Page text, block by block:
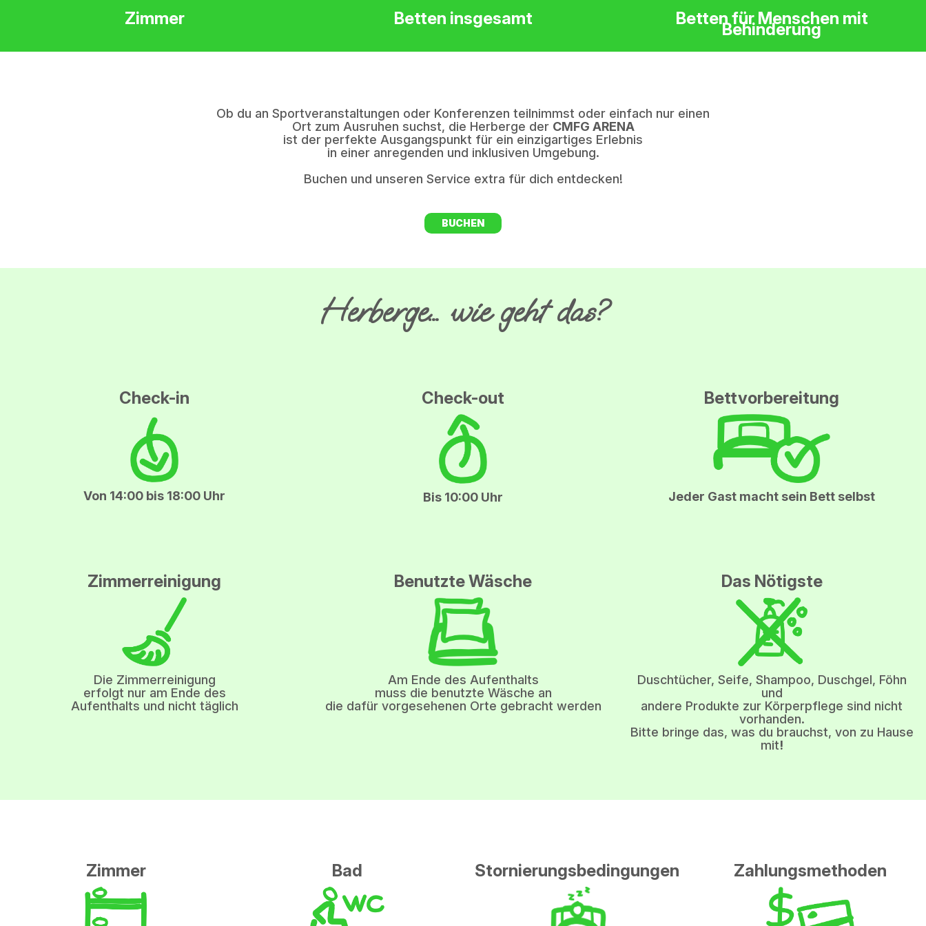
Zimmer Betten insgesamt Betten für Menschen mit
Behinderung
Ob du an Sportveranstaltungen oder Konferenzen teilnimmst oder einfach nur einen
Ort zum Ausruhen suchst, die Herberge der CMFG ARENA
ist der perfekte Ausgangspunkt für ein einzigartiges Erlebnis
in einer anregenden und inklusiven Umgebung.
Buchen und unseren Service extra für dich entdecken!
BUCHEN
Herberge… wie geht das?
Check-in
Von 14:00 bis 18:00 Uhr
Check-out
Bis 10:00 Uhr
Bettvorbereitung
Jeder Gast macht sein Bett selbst
Zimmerreinigung
Die Zimmerreinigung
erfolgt nur am Ende des
Aufenthalts und nicht täglich
Benutzte Wäsche
Am Ende des Aufenthalts
muss die benutzte Wäsche an
die dafür vorgesehenen Orte gebracht werden
Das Nötigste
Duschtücher, Seife, Shampoo, Duschgel, Föhn
und
andere Produkte zur Körperpflege sind nicht
vorhanden.
Bitte bringe das, was du brauchst, von zu Hause
mit!
Zimmer Bad Stornierungsbedingungen Zahlungsmethoden